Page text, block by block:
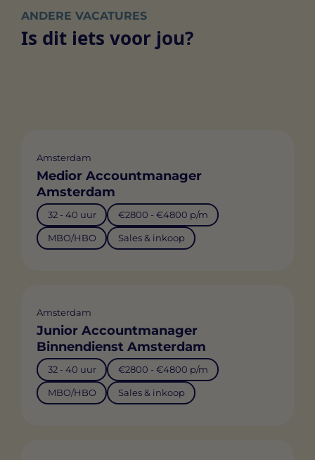
ANDERE VACATURES
Is dit iets voor jou?
Amsterdam
Medior Accountmanager
Amsterdam
32 - 40 uur €2800 - €4800 p/m
MBO/HBO Sales & inkoop
Amsterdam
Junior Accountmanager
Binnendienst Amsterdam
32 - 40 uur €2800 - €4800 p/m
MBO/HBO Sales & inkoop